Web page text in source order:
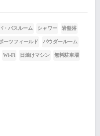
・バスルーム シャワー 岩盤浴
ーツフィールド パウダールーム
Wi-Fi 日焼けマシン 無料駐車場